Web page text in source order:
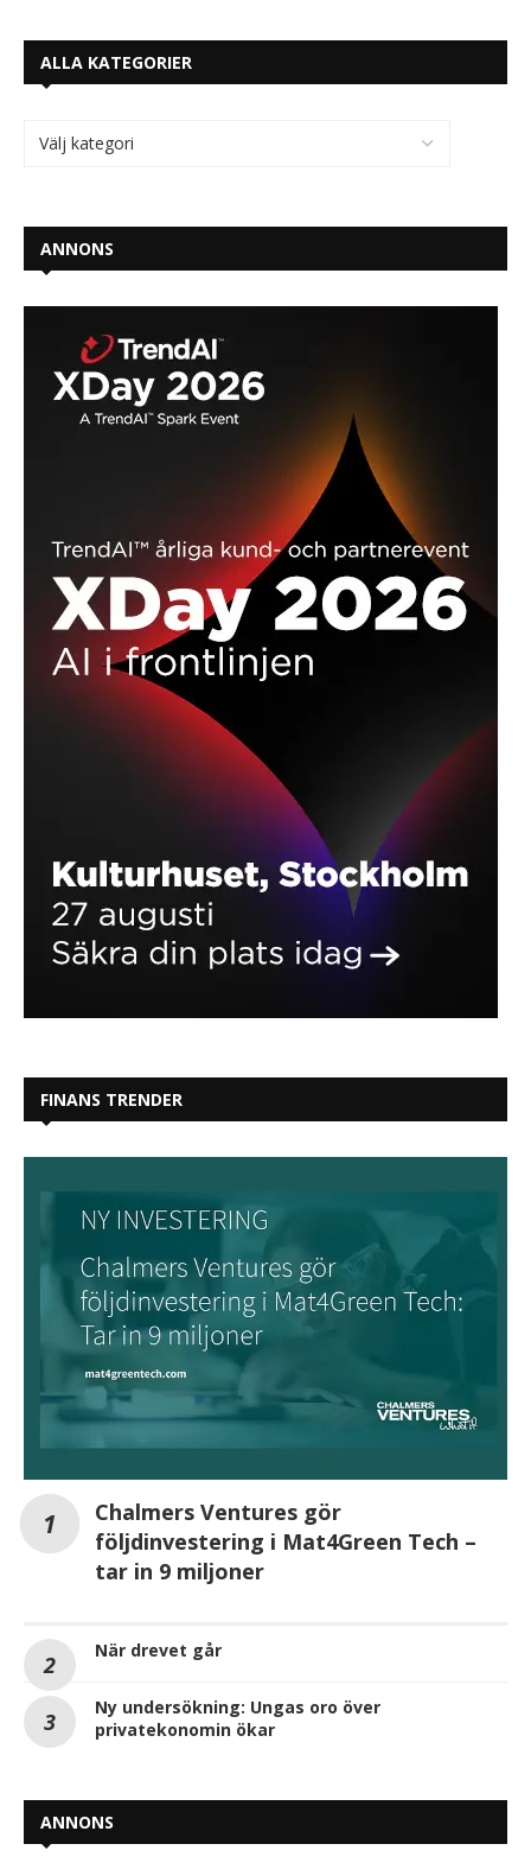
ALLA KATEGORIER
ANNONS
FINANS TRENDER
Chalmers Ventures gör
följdinvestering i Mat4Green Tech –
tar in 9 miljoner
När drevet går
Ny undersökning: Ungas oro över
privatekonomin ökar
ANNONS